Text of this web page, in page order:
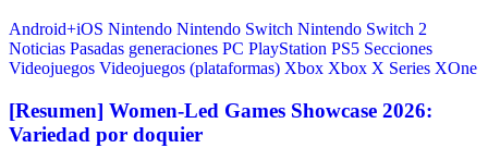
Android+iOS Nintendo Nintendo Switch Nintendo Switch 2
Noticias Pasadas generaciones PC PlayStation PS5 Secciones
Videojuegos Videojuegos (plataformas) Xbox Xbox X Series XOne
[Resumen] Women-Led Games Showcase 2026:
Variedad por doquier